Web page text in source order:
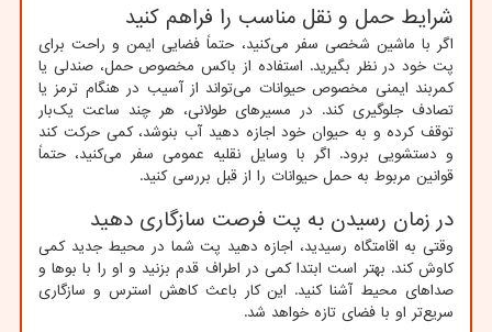
شرایط حمل و نقل مناسب را فراهم کنید
اگر با ماشین شخصی سفر می‌کنید، حتماً فضایی ایمن و راحت برای
پت خود در نظر بگیرید. استفاده از باکس مخصوص حمل، صندلی یا
کمربند ایمنی مخصوص حیوانات می‌تواند از آسیب در هنگام ترمز یا
تصادف جلوگیری کند. در مسیرهای طولانی، هر چند ساعت یک‌بار
توقف کرده و به حیوان خود اجازه دهید آب بنوشد، کمی حرکت کند
و دستشویی برود. اگر با وسایل نقلیه عمومی سفر می‌کنید، حتماً
قوانین مربوط به حمل حیوانات را از قبل بررسی کنید.
در زمان رسیدن به پت فرصت سازگاری دهید
وقتی به اقامتگاه رسیدید، اجازه دهید پت شما در محیط جدید کمی
کاوش کند. بهتر است ابتدا کمی در اطراف قدم بزنید و او را با بوها و
صداهای محیط آشنا کنید. این کار باعث کاهش استرس و سازگاری
سریع‌تر او با فضای تازه خواهد شد.